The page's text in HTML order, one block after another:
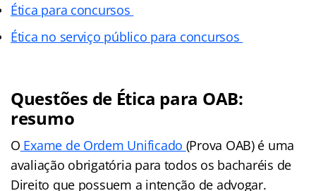
Ética para concursos
Ética no serviço público para concursos
Questões de Ética para OAB:
resumo
O Exame de Ordem Unificado (Prova OAB) é uma
avaliação obrigatória para todos os bacharéis de
Direito que possuem a intenção de advogar.